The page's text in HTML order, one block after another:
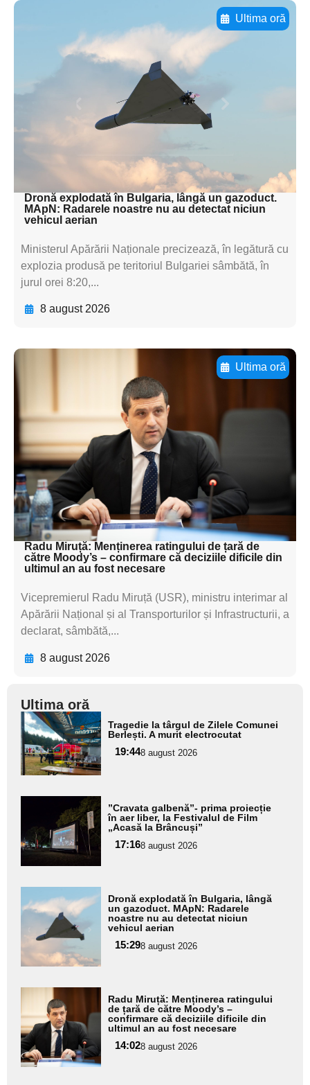
Ultima oră
Adaugă aici textul pentru
subtitluAdaugă aici
textul pentru
subtitluAdaugă aici
textul pentru
subtitluAdaugă aici
textul pentru subti
Dronă explodată în Bulgaria, lângă un gazoduct.
MApN: Radarele noastre nu au detectat niciun
vehicul aerian
Ministerul Apărării Naționale precizează, în legătură cu
explozia produsă pe teritoriul Bulgariei sâmbătă, în
jurul orei 8:20,...
8 august 2026
Ultima oră
Adaugă aici textul pentru
subtitluAdaugă aici
textul pentru
subtitluAdaugă aici
textul pentru
subtitluAdaugă aici
textul pentru subti
Radu Miruță: Menținerea ratingului de țară de
către Moody’s – confirmare că deciziile dificile din
ultimul an au fost necesare
Vicepremierul Radu Miruță (USR), ministru interimar al
Apărării Național și al Transporturilor și Infrastructurii, a
declarat, sâmbătă,...
8 august 2026
Ultima oră
Adaugă
aici textul
pentru
subtitlu
Tragedie la târgul de Zilele Comunei
Berlești. A murit electrocutat
19:448 august 2026
Adaugă
aici textul
pentru
subtitlu
”Cravata galbenă”- prima proiecție
în aer liber, la Festivalul de Film
„Acasă la Brâncuși”
17:168 august 2026
Adaugă
aici textul
pentru
subtitlu
Dronă explodată în Bulgaria, lângă
un gazoduct. MApN: Radarele
noastre nu au detectat niciun
vehicul aerian
15:298 august 2026
Adaugă
aici textul
pentru
subtitlu
Radu Miruță: Menținerea ratingului
de țară de către Moody’s –
confirmare că deciziile dificile din
ultimul an au fost necesare
14:028 august 2026